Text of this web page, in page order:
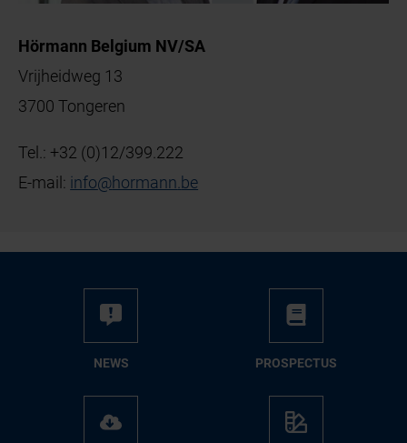
Hörmann Belgium NV/SA
Vrijheidweg 13
3700 Tongeren
Tel.: +32 (0)12/399.222
E-mail: info@hormann.be
NEWS PROSPECTUS